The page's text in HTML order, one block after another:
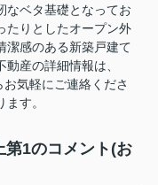
なベタ基礎となってお
たりとしたオープン外
潔感のある新築戸建て
産の詳細情報は、
気軽にご連絡くださ
す。
第1のコメント(お